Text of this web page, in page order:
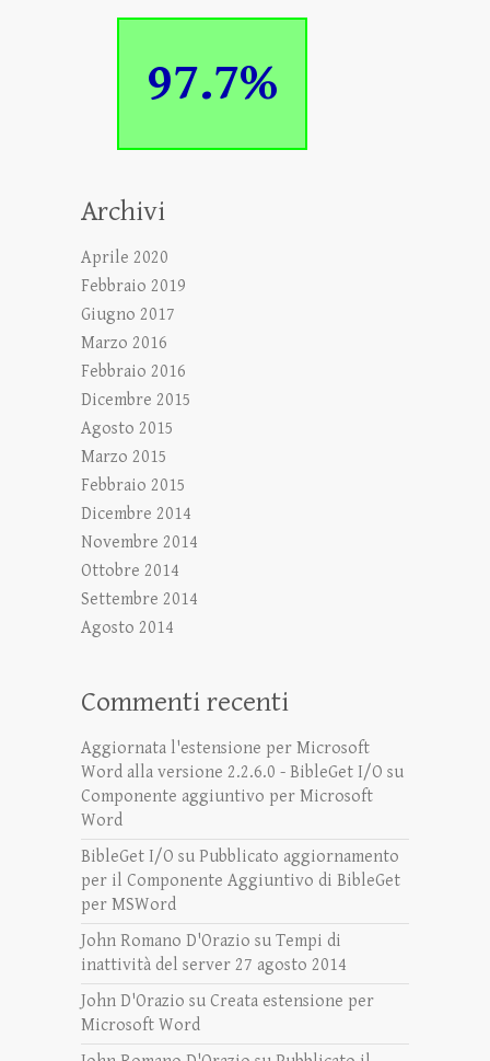
97.7%
Archivi
Aprile 2020
Febbraio 2019
Giugno 2017
Marzo 2016
Febbraio 2016
Dicembre 2015
Agosto 2015
Marzo 2015
Febbraio 2015
Dicembre 2014
Novembre 2014
Ottobre 2014
Settembre 2014
Agosto 2014
Commenti recenti
Aggiornata l'estensione per Microsoft
Word alla versione 2.2.6.0 - BibleGet I/O su
Componente aggiuntivo per Microsoft
Word
BibleGet I/O su Pubblicato aggiornamento
per il Componente Aggiuntivo di BibleGet
per MSWord
John Romano D'Orazio su Tempi di
inattività del server 27 agosto 2014
John D'Orazio su Creata estensione per
Microsoft Word